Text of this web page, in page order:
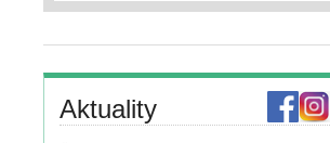
Aktuality